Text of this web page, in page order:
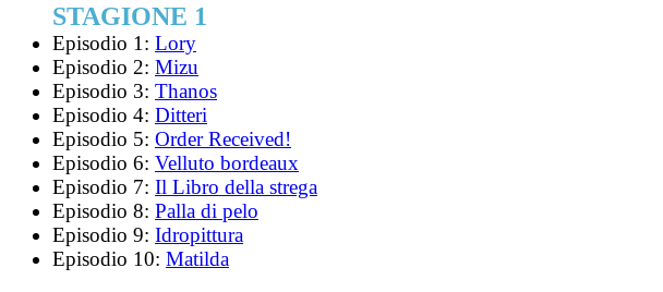
STAGIONE 1
Episodio 1: Lory
Episodio 2: Mizu
Episodio 3: Thanos
Episodio 4: Ditteri
Episodio 5: Order Received!
Episodio 6: Velluto bordeaux
Episodio 7: Il Libro della strega
Episodio 8: Palla di pelo
Episodio 9: Idropittura
Episodio 10: Matilda